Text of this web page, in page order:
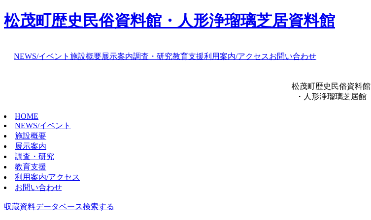
松茂町歴史民俗資料館・人形浄瑠璃芝居資料館
NEWS/イベント 施設概要展示案内調査・研究教育支援利用案内/アクセスお問い合わせ
松茂町歴史民俗資料館
・人形浄瑠璃芝居館
HOME
NEWS/イベント
施設概要
展示案内
調査・研究
教育支援
利用案内/アクセス
お問い合わせ
収蔵資料データベース検索する